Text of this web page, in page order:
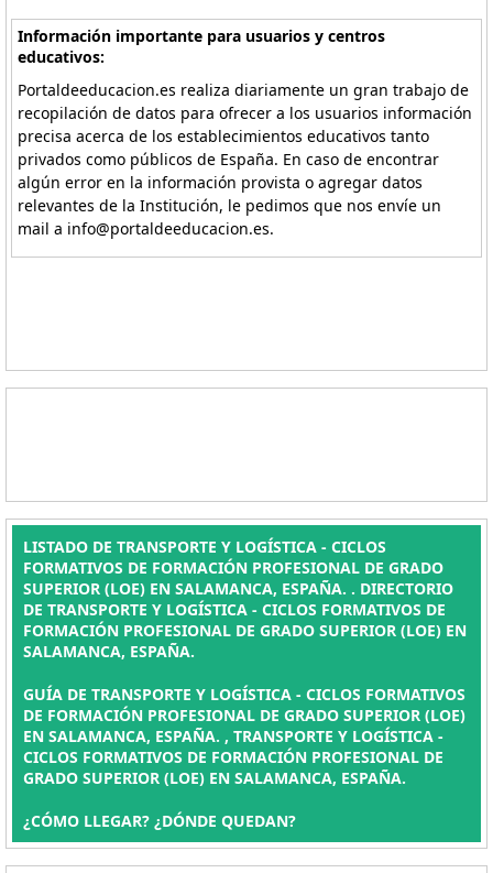
Información importante para usuarios y centros
educativos:
Portaldeeducacion.es realiza diariamente un gran trabajo de
recopilación de datos para ofrecer a los usuarios información
precisa acerca de los establecimientos educativos tanto
privados como públicos de España. En caso de encontrar
algún error en la información provista o agregar datos
relevantes de la Institución, le pedimos que nos envíe un
mail a info@portaldeeducacion.es.
LISTADO DE TRANSPORTE Y LOGÍSTICA - CICLOS
FORMATIVOS DE FORMACIÓN PROFESIONAL DE GRADO
SUPERIOR (LOE) EN SALAMANCA, ESPAÑA. . DIRECTORIO
DE TRANSPORTE Y LOGÍSTICA - CICLOS FORMATIVOS DE
FORMACIÓN PROFESIONAL DE GRADO SUPERIOR (LOE) EN
SALAMANCA, ESPAÑA.
GUÍA DE TRANSPORTE Y LOGÍSTICA - CICLOS FORMATIVOS
DE FORMACIÓN PROFESIONAL DE GRADO SUPERIOR (LOE)
EN SALAMANCA, ESPAÑA. , TRANSPORTE Y LOGÍSTICA -
CICLOS FORMATIVOS DE FORMACIÓN PROFESIONAL DE
GRADO SUPERIOR (LOE) EN SALAMANCA, ESPAÑA.
¿CÓMO LLEGAR? ¿DÓNDE QUEDAN?